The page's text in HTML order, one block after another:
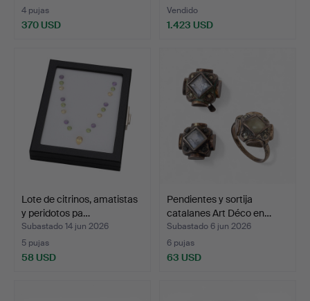
4 pujas
370 USD
Vendido
1.423 USD
Lote de citrinos, amatistas
y peridotos pa…
Subastado 14 jun 2026
5 pujas
58 USD
Pendientes y sortija
catalanes Art Déco en…
Subastado 6 jun 2026
6 pujas
63 USD